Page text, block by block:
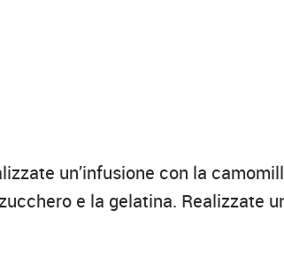
un’infusione con la
e la gelatina. Realizzate